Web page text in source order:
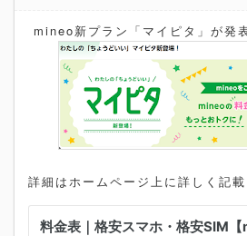
mineo新プラン「マイピタ」が発
詳細はホームページ上に詳しく記載